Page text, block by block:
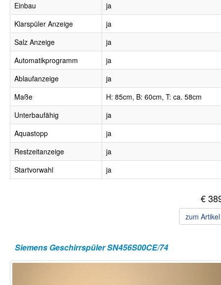
Einbau
ja
Klarspüler Anzeige
ja
Salz Anzeige
ja
Automatikprogramm
ja
Ablaufanzeige
ja
Maße
H: 85cm, B: 60cm, T: ca. 58cm
Unterbaufähig
ja
Aquastopp
ja
Restzeitanzeige
ja
Startvorwahl
ja
€
zum
Siemens Geschirrspüler SN456S00CE/74